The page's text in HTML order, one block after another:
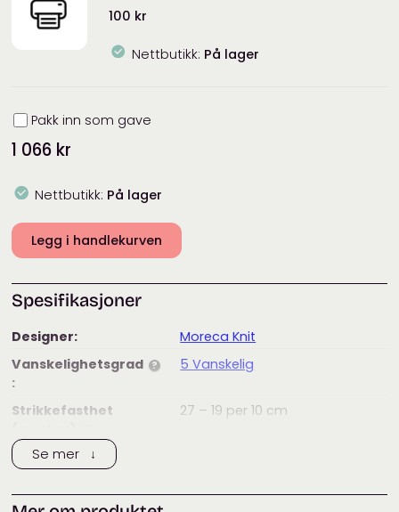
100 kr
Nettbutikk: På lager
Innpakning
Pakk inn som gave
1 066 kr
Nettbutikk: På lager
Legg i handlekurven
Spesifikasjoner
Designer:
Moreca Knit
Vanskelighetsgrad ?
:
5 Vanskelig
Strikkefasthet
27 – 19 per 10 cm
Strikkefasthet
(pinner)
:
Anbefalt
Se mer ↓